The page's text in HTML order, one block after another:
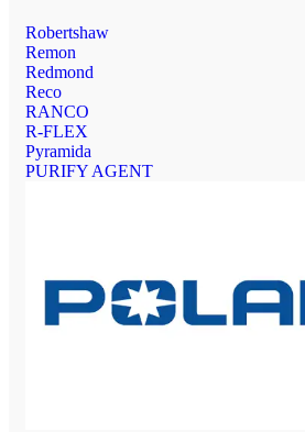
Robertshaw
Remon
Redmond
Reco
RANCO
R-FLEX
Pyramida
PURIFY AGENT